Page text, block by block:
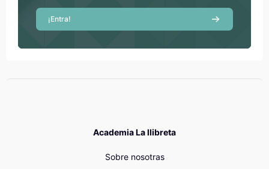
¡Entra!
Academia La llibreta
Sobre nosotras